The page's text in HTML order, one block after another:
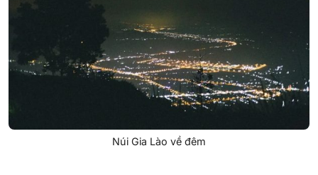
Núi Gia Lào về đêm